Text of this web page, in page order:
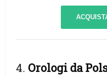
4. Orologi da